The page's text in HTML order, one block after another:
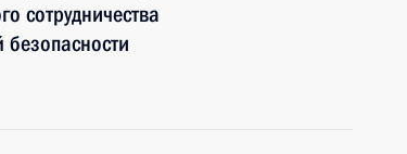
сотрудничества